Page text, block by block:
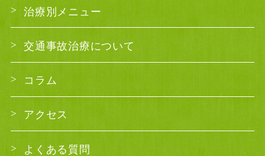
治療別メニュー
交通事故治療について
コラム
アクセス
よくある質問